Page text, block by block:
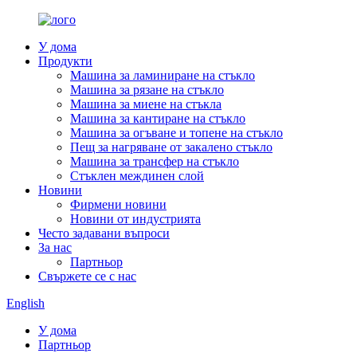
У дома
Продукти
Машина за ламиниране на стъкло
Машина за рязане на стъкло
Машина за миене на стъкла
Машина за кантиране на стъкло
Машина за огъване и топене на стъкло
Пещ за нагряване от закалено стъкло
Машина за трансфер на стъкло
Стъклен междинен слой
Новини
Фирмени новини
Новини от индустрията
Често задавани въпроси
За нас
Партньор
Свържете се с нас
English
У дома
Партньор